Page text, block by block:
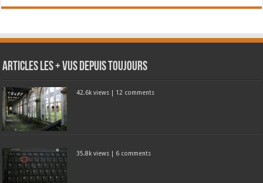
Articles les + vus depuis toujours
42.6k views | 12 comments
35.8k views | 6 comments